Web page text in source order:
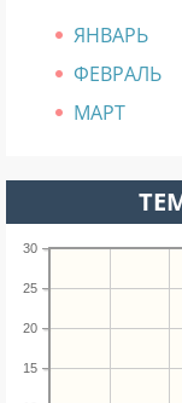
ЯНВАРЬ
ФЕВРАЛЬ
МАРТ
15
20
25
30